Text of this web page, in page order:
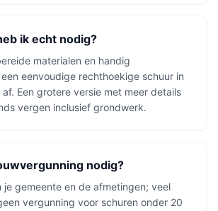
ik echt nodig?
materialen en handig
eenvoudige rechthoekige schuur in
Een grotere versie met meer details
vergen inclusief grondwerk.
nodig?
je gemeente en de afmetingen; veel
vergunning voor schuren onder 20